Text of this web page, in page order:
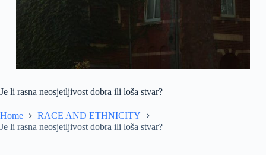
Je li rasna neosjetljivost dobra ili loša stvar?
Home
RACE AND ETHNICITY
Je li rasna neosjetljivost dobra ili loša stvar?